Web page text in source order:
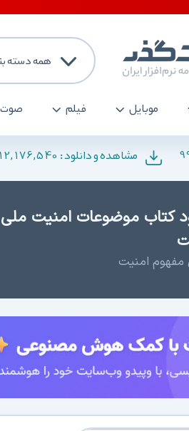
همه دسته
موبایل فیلم صوت
مشاهده و دانلود :
کتاب موضوعات امنیت
مفهوم امنیت